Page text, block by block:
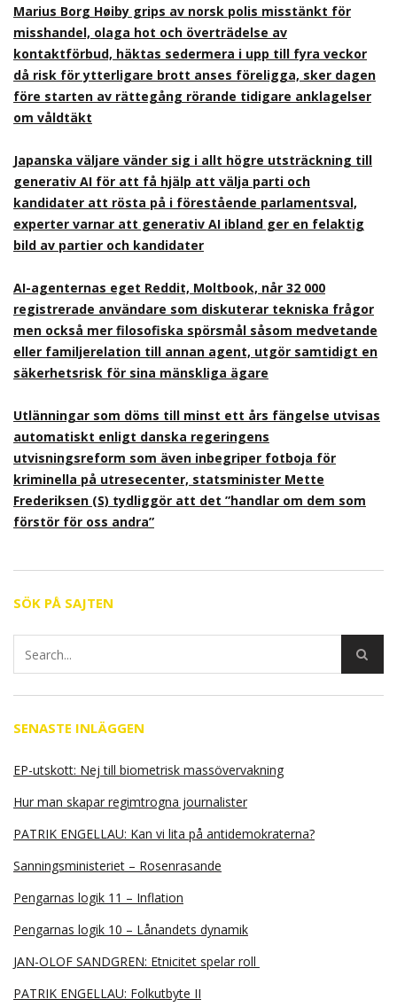
Marius Borg Høiby grips av norsk polis misstänkt för
misshandel, olaga hot och överträdelse av
kontaktförbud, häktas sedermera i upp till fyra veckor
då risk för ytterligare brott anses föreligga, sker dagen
före starten av rättegång rörande tidigare anklagelser
om våldtäkt
Japanska väljare vänder sig i allt högre utsträckning till
generativ AI för att få hjälp att välja parti och
kandidater att rösta på i förestående parlamentsval,
experter varnar att generativ AI ibland ger en felaktig
bild av partier och kandidater
AI-agenternas eget Reddit, Moltbook, når 32 000
registrerade användare som diskuterar tekniska frågor
men också mer filosofiska spörsmål såsom medvetande
eller familjerelation till annan agent, utgör samtidigt en
säkerhetsrisk för sina mänskliga ägare
Utlänningar som döms till minst ett års fängelse utvisas
automatiskt enligt danska regeringens
utvisningsreform som även inbegriper fotboja för
kriminella på utresecenter, statsminister Mette
Frederiksen (S) tydliggör att det ”handlar om dem som
förstör för oss andra”
SÖK PÅ SAJTEN
SENASTE INLÄGGEN
EP-utskott: Nej till biometrisk massövervakning
Hur man skapar regimtrogna journalister
PATRIK ENGELLAU: Kan vi lita på antidemokraterna?
Sanningsministeriet – Rosenrasande
Pengarnas logik 11 – Inflation
Pengarnas logik 10 – Lånandets dynamik
JAN-OLOF SANDGREN: Etnicitet spelar roll
PATRIK ENGELLAU: Folkutbyte II